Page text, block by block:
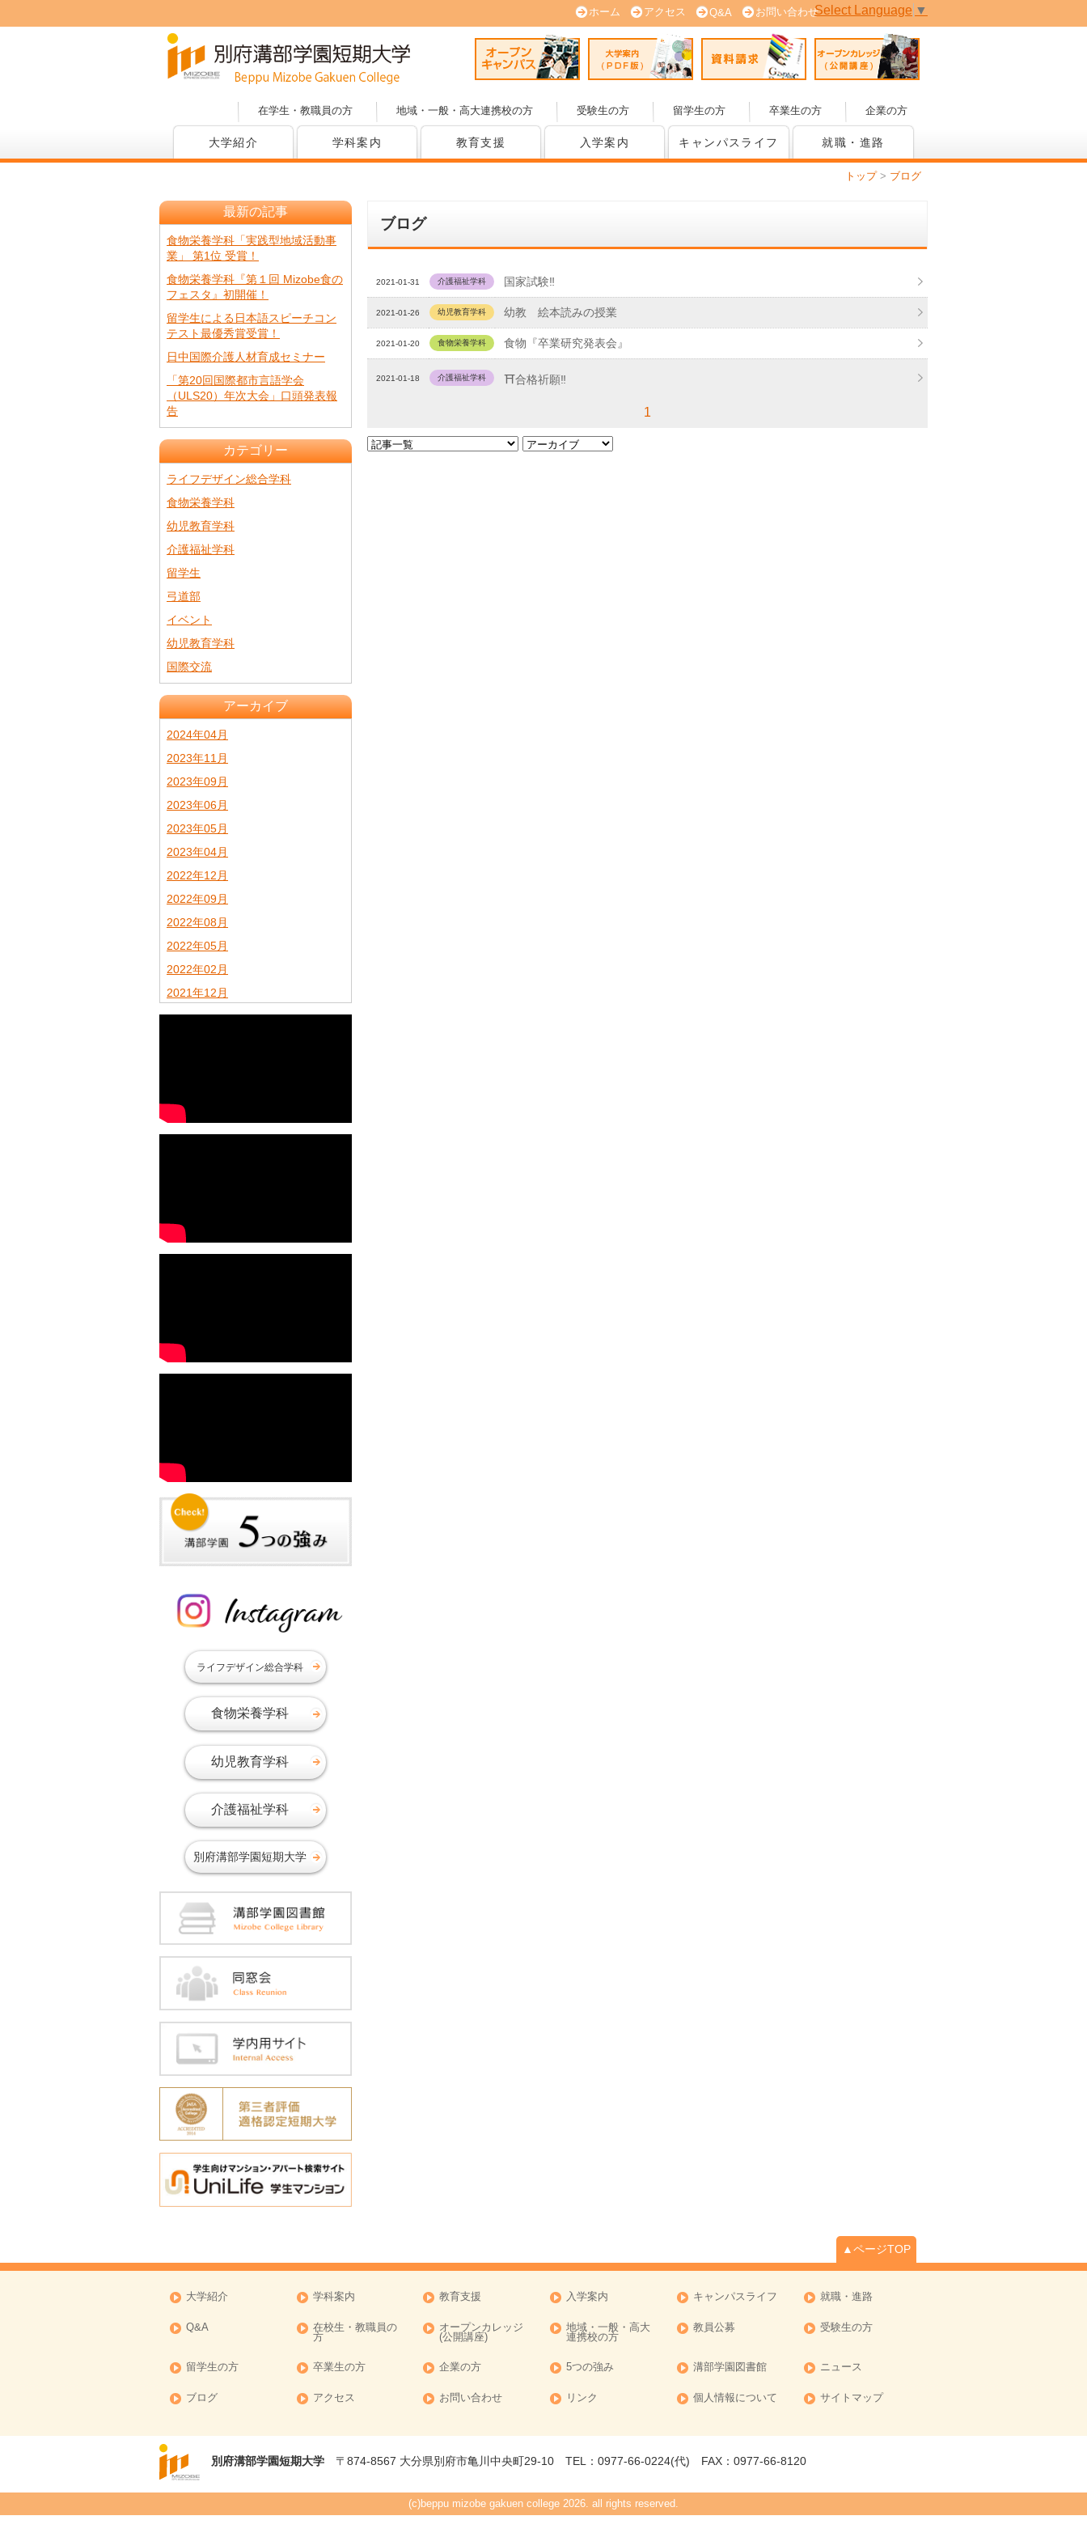
ホーム アクセス Q&A お問い合わせ
オープンキャンパス 大学案内 (PDF版) 資料請求
在学生・教職員の方 地域・一般・高大連携校の方 受験生の方 留学生の方 卒業生の方 企業の方
大学紹介 学科案内 教育支援 入学案内 キャンパスライフ 就職・進路
Select Language ▼
トップ > ブログ
ブログ
2021-01-31 介護福祉学科 国家試験‼
2021-01-26 幼児教育学科 幼教 絵本読みの授業
2021-01-20 食物栄養学科 食物『卒業研究発表会』
2021-01-18 介護福祉学科 ⛩合格祈願‼
1
最新の記事
食物栄養学科「実践型地域活動事
業」 第1位 受賞！
食物栄養学科『第１回 Mizobe食の
フェスタ』初開催！
留学生による日本語スピーチコン
テスト最優秀賞受賞！
日中国際介護人材育成セミナー
「第20回国際都市言語学会
（ULS20）年次大会」口頭発表報
告
カテゴリー
ライフデザイン総合学科
食物栄養学科
幼児教育学科
介護福祉学科
留学生
弓道部
イベント
幼児教育学科
国際交流
アーカイブ
2024年04月
2023年11月
2023年09月
2023年06月
2023年05月
2023年04月
2022年12月
2022年09月
2022年08月
2022年05月
2022年02月
2021年12月
2021年11月
2021年06月
2021年02月
2020年09月
2020年08月
2020年02月
2019年09月
2019年08月
2019年07月
2019年06月
2019年02月
2019年01月
2018年12月
2018年11月
2018年10月
2018年09月
2018年08月
2018年07月
2018年06月
2018年05月
2018年04月
2018年03月
2018年01月
2017年12月
2017年11月
2017年10月
2017年09月
2017年06月
2017年05月
2017年04月
2017年02月
2016年12月
2016年11月
2016年10月
2016年09月
2016年06月
2016年04月
2016年03月
2016年01月
2015年11月
ライフデザイン総合学科
食物栄養学科
幼児教育学科
介護福祉学科
別府溝部学園短期大学
▲ページTOP
大学紹介 学科案内 教育支援 入学案内 キャンパスライフ 就職・進路
Q&A
在校生・教職員の
方
オープンカレッジ
(公開講座)
地域・一般・高大
連携校の方
教員公募 受験生の方
留学生の方 卒業生の方 企業の方 5つの強み 溝部学園図書館 ニュース
ブログ アクセス お問い合わせ リンク 個人情報について サイトマップ
別府溝部学園短期大学 〒874-8567 大分県別府市亀川中央町29-10 TEL：0977-66-0224(代) FAX：0977-66-8120
(c)beppu mizobe gakuen college 2026. all rights reserved.